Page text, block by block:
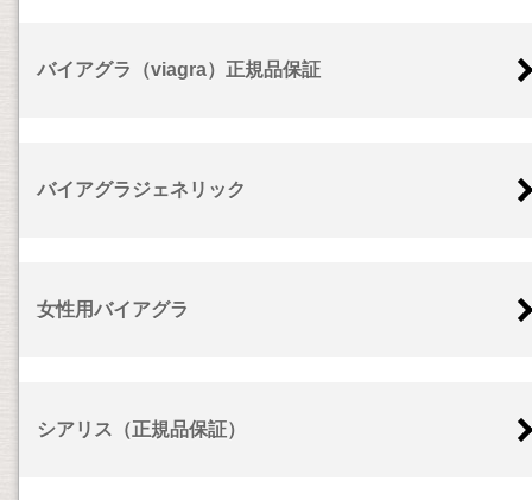
バイアグラ（viagra）正規品保証
バイアグラジェネリック
女性用バイアグラ
シアリス（正規品保証）